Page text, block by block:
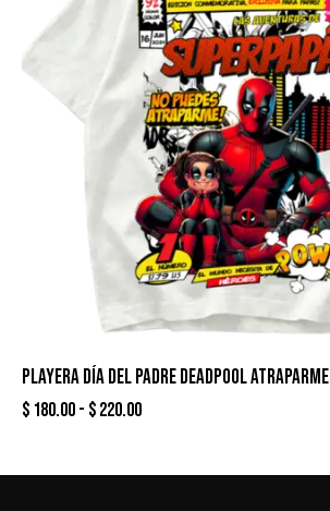
PLAYERA DÍA DEL PADRE DEADPOOL ATRAPARME
$ 180.00- $220.00